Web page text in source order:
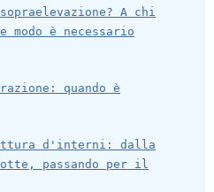
A chi
modo è necessario
quando è
d'interni: dalla
passando per il